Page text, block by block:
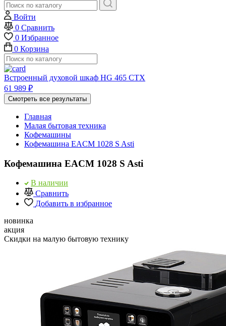
Войти
0 Сравнить
0 Избранное
0 Корзина
Встроенный духовой шкаф HG 465 CTX
61 989 ₽
Смотреть все результаты
Главная
Малая бытовая техника
Кофемашины
Кофемашина EACM 1028 S Asti
Кофемашина EACM 1028 S Asti
В наличии
Сравнить
Добавить в избранное
новинка
акция
Скидки на малую бытовую технику